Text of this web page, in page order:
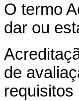
O termo
dar ou
de
requisitos